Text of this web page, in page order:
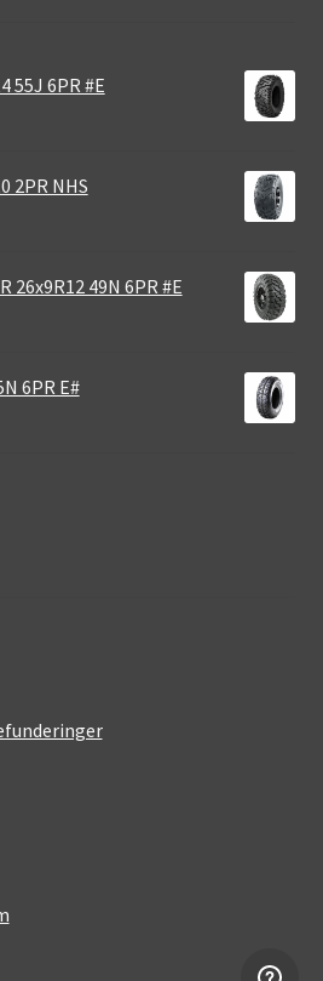
55J 6PR #E
2PR NHS
26x9R12 49N 6PR #E
6PR E#